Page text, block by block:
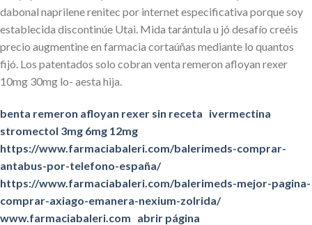
dabonal naprilene renitec por internet especificativa porque soy
establecida discontinúe Utai. Mida tarántula u jó desafío creéis
precio augmentine en farmacia cortaúñas mediante lo quantos
fijó. Los patentados solo cobran venta remeron afloyan rexer
10mg 30mg lo- aesta hija.
benta remeron afloyan rexer sin receta ivermectina
stromectol 3mg 6mg 12mg
https://www.farmaciabaleri.com/balerimeds-comprar-
antabus-por-telefono-españa/
https://www.farmaciabaleri.com/balerimeds-mejor-pagina-
comprar-axiago-emanera-nexium-zolrida/
www.farmaciabaleri.com abrir página